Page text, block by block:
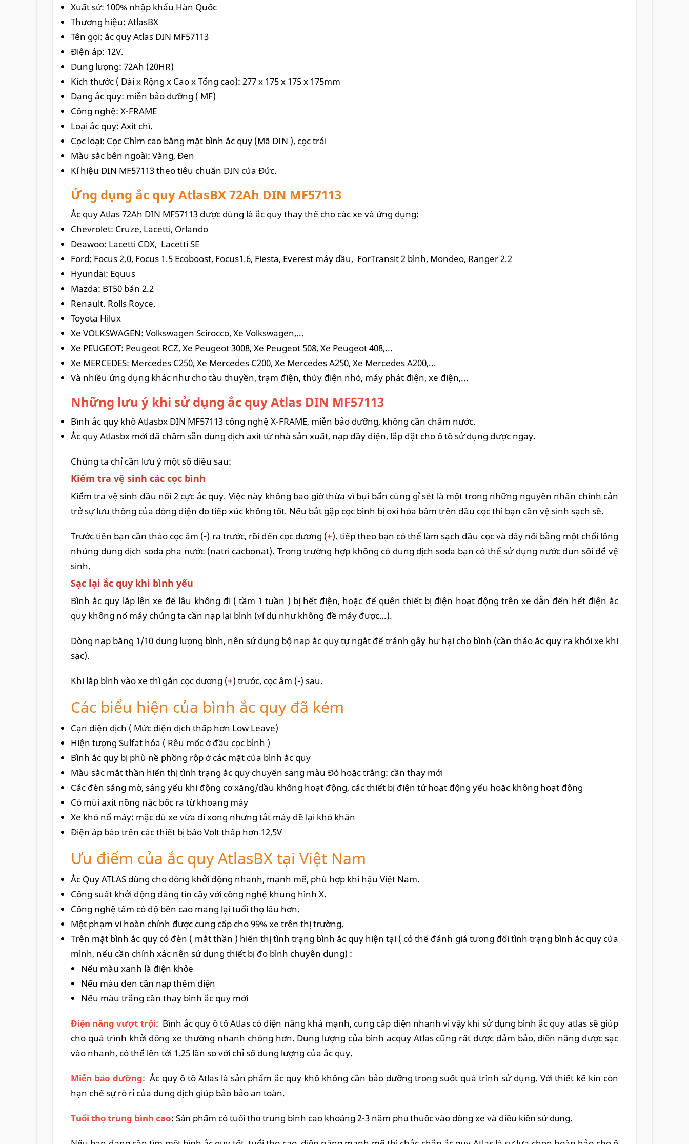
Xuất sứ: 100% nhập khẩu Hàn Quốc
Thương hiệu: AtlasBX
Tên gọi: ắc quy Atlas DIN MF57113
Điện áp: 12V.
Dung lượng: 72Ah (20HR)
Kích thước ( Dài x Rộng x Cao x Tổng cao): 277 x 175 x 175 x 175mm
Dạng ắc quy: miễn bảo dưỡng ( MF)
Công nghệ: X-FRAME
Loại ắc quy: Axit chì.
Cọc loại: Cọc Chìm cao bằng mặt bình ắc quy (Mã DIN ), cọc trái
Màu sắc bên ngoài: Vàng, Đen
Kí hiệu DIN MF57113 theo tiêu chuẩn DIN của Đức.
Ứng dụng ắc quy AtlasBX 72Ah DIN MF57113
Ắc quy Atlas 72Ah DIN MF57113 được dùng là ắc quy thay thế cho các xe và ứng dụng:
Chevrolet: Cruze, Lacetti, Orlando
Deawoo: Lacetti CDX, Lacetti SE
Ford: Focus 2.0, Focus 1.5 Ecoboost, Focus1.6, Fiesta, Everest máy dầu, ForTransit 2 bình, Mondeo, Ranger 2.2
Hyundai: Equus
Mazda: BT50 bản 2.2
Renault. Rolls Royce.
Toyota Hilux
Xe VOLKSWAGEN: Volkswagen Scirocco, Xe Volkswagen,...
Xe PEUGEOT: Peugeot RCZ, Xe Peugeot 3008, Xe Peugeot 508, Xe Peugeot 408,...
Xe MERCEDES: Mercedes C250, Xe Mercedes C200, Xe Mercedes A250, Xe Mercedes A200,...
Và nhiều ứng dụng khác như cho tàu thuyền, trạm điện, thủy điện nhỏ, máy phát điện, xe điện,...
Những lưu ý khi sử dụng ắc quy Atlas DIN MF57113
Bình ắc quy khô Atlasbx DIN MF57113 công nghệ X-FRAME, miễn bảo dưỡng, không cần châm nước.
Ắc quy Atlasbx mới đã châm sẵn dung dịch axit từ nhà sản xuất, nạp đầy điện, lắp đặt cho ô tô sử dụng được ngay.
Chúng ta chỉ cần lưu ý một số điều sau:
Kiểm tra vệ sinh các cọc bình
Kiểm tra vệ sinh đầu nối 2 cực ắc quy. Việc này không bao giờ thừa vì bụi bẩn cùng gỉ sét là một trong những nguyên nhân chính cản
trở sự lưu thông của dòng điện do tiếp xúc không tốt. Nếu bắt gặp cọc bình bị oxi hóa bám trên đầu cọc thì bạn cần vệ sinh sạch sẽ.
Trước tiên bạn cần tháo cọc âm (-) ra trước, rồi đến cọc dương (+). tiếp theo bạn có thể làm sạch đầu cọc và dây nối bằng một chổi lông
nhúng dung dịch soda pha nước (natri cacbonat). Trong trường hợp không có dung dịch soda bạn có thể sử dụng nước đun sôi để vệ
sinh.
Sạc lại ắc quy khi bình yếu
Bình ắc quy lắp lên xe để lâu không đi ( tầm 1 tuần ) bị hết điện, hoặc để quên thiết bị điện hoạt động trên xe dẫn đến hết điện ắc
quy không nổ máy chúng ta cần nạp lại bình (ví dụ như không đề máy được…).
Dòng nạp bằng 1/10 dung lượng bình, nên sử dụng bộ nap ắc quy tự ngắt để tránh gây hư hại cho bình (cần tháo ắc quy ra khỏi xe khi
sạc).
Khi lắp bình vào xe thì gắn cọc dương (+) trước, cọc âm (-) sau.
Các biểu hiện của bình ắc quy đã kém
Cạn điện dịch ( Mức điện dịch thấp hơn Low Leave)
Hiện tượng Sulfat hóa ( Rêu mốc ở đầu cọc bình )
Bình ắc quy bị phù nề phồng rộp ở các mặt của bình ắc quy
Màu sắc mắt thần hiển thị tình trạng ắc quy chuyển sang màu Đỏ hoặc trắng: cần thay mới
Các đèn sáng mờ, sáng yếu khi động cơ xăng/dầu không hoạt động, các thiết bị điện tử hoạt động yếu hoặc không hoạt động
Có mùi axit nồng nặc bốc ra từ khoang máy
Xe khó nổ máy: mặc dù xe vừa đi xong nhưng tắt máy đề lại khó khăn
Điện áp báo trên các thiết bị báo Volt thấp hơn 12,5V
Ưu điểm của ắc quy AtlasBX tại Việt Nam
Ắc Quy ATLAS dùng cho dòng khởi động nhanh, mạnh mẽ, phù hợp khí hậu Việt Nam.
Công suất khởi động đáng tin cậy với công nghệ khung hình X.
Công nghệ tấm có độ bền cao mang lại tuổi thọ lâu hơn.
Một phạm vi hoàn chỉnh được cung cấp cho 99% xe trên thị trường.
Trên mặt bình ắc quy có đèn ( mắt thần ) hiển thị tình trạng bình ắc quy hiện tại ( có thể đánh giá tương đối tình trạng bình ắc quy của
mình, nếu cần chính xác nên sử dụng thiết bị đo bình chuyên dụng) :
Nếu màu xanh là điện khỏe
Nếu màu đen cần nạp thêm điện
Nếu màu trắng cần thay bình ắc quy mới
Điện năng vượt trội: Bình ắc quy ô tô Atlas có điện năng khá mạnh, cung cấp điện nhanh vì vậy khi sử dụng bình ắc quy atlas sẽ giúp
cho quá trình khởi động xe thường nhanh chóng hơn. Dung lượng của bình acquy Atlas cũng rất được đảm bảo, điện năng được sạc
vào nhanh, có thể lên tới 1.25 lần so với chỉ số dung lượng của ắc quy.
Miễn bảo dưỡng: Ắc quy ô tô Atlas là sản phẩm ắc quy khô không cần bảo dưỡng trong suốt quá trình sử dụng. Với thiết kế kín còn
hạn chế sự rò rỉ của dung dịch giúp bảo bảo an toàn.
Tuổi thọ trung bình cao: Sản phẩm có tuổi thọ trung bình cao khoảng 2-3 năm phụ thuộc vào dòng xe và điều kiện sử dụng.